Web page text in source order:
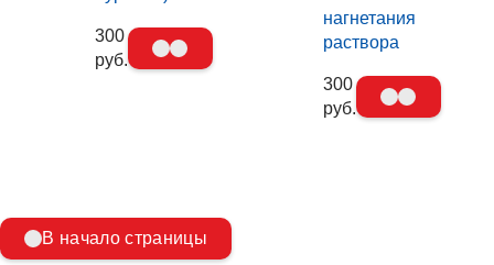
300
руб.
нагнетания
раствора
300
руб.
В начало страницы